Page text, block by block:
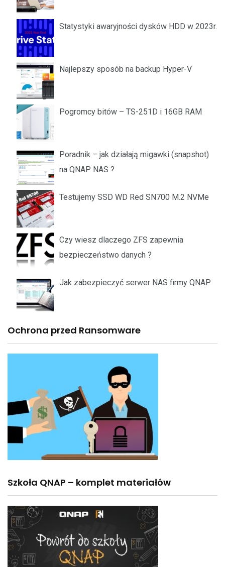
Statystyki awaryjności dysków HDD w 2023r.
Najlepszy sposób na backup Hyper-V
Pogromcy bitów – TS-251D i 16GB RAM
Poradnik – jak działają migawki (snapshot)
na QNAP NAS ?
Testujemy SSD WD Red SN700 M.2 NVMe
Czy wiesz dlaczego ZFS zapewnia
bezpieczeństwo danych ?
Jak zabezpieczyć serwer NAS firmy QNAP
Ochrona przed Ransomware
Szkoła QNAP – komplet materiałów